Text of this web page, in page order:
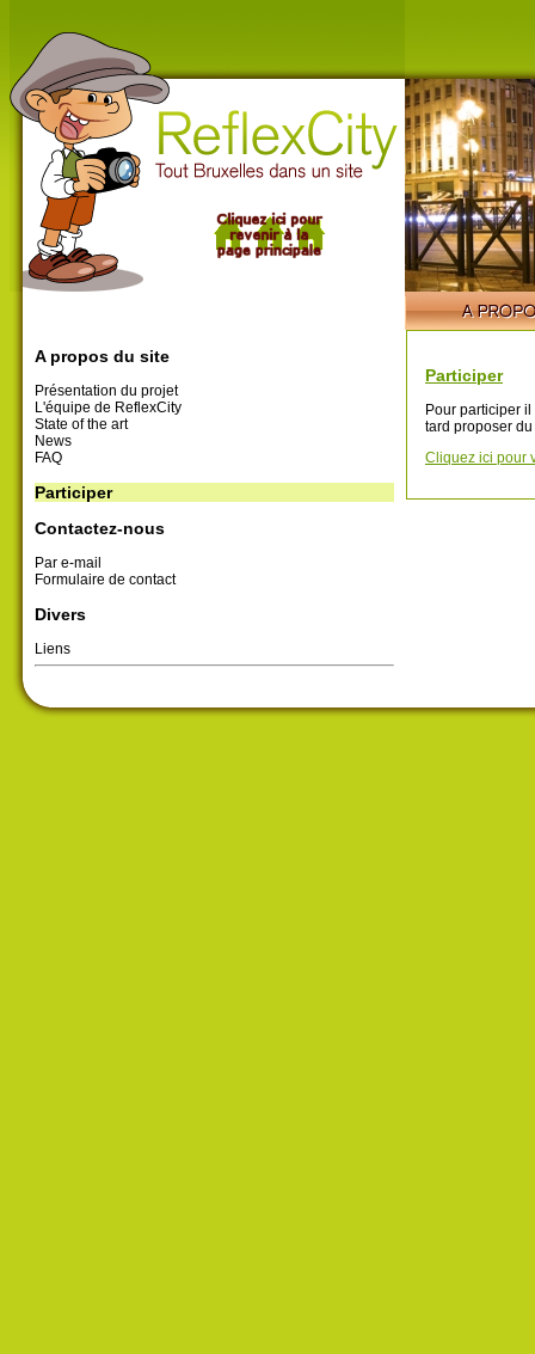
A propos du site
Présentation du projet
L'équipe de ReflexCity
State of the art
News
FAQ
Participer
Contactez-nous
Par e-mail
Formulaire de contact
Divers
Liens
Participer
Pour participer
tard proposer
Cliquez ici pour